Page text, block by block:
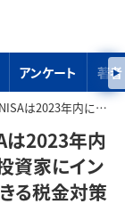
アンケート 著者
インタビュー・いよいよ年末！年内にできる税金対策
は2023年内
資家にイン
る税金対策